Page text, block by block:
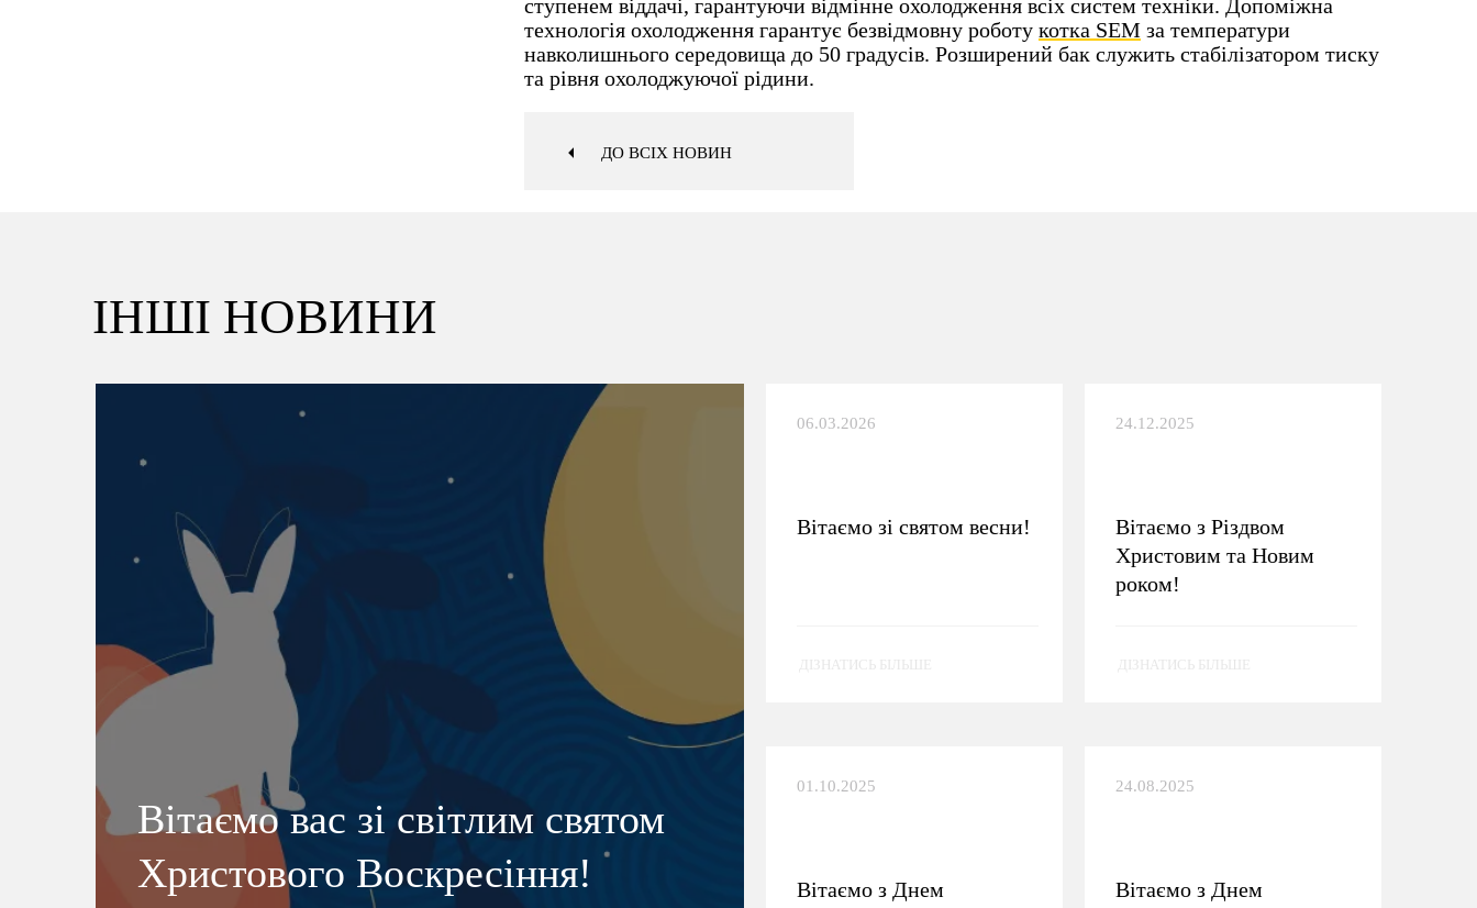
ступенем віддачі, гарантуючи відмінне охолодження всіх систем техніки. Допоміжна
технологія охолодження гарантує безвідмовну роботу котка SEM за температури
навколишнього середовища до 50 градусів. Розширений бак служить стабілізатором тиску
та рівня охолоджуючої рідини.
ДО ВСІХ НОВИН
ІНШІ НОВИНИ
Вітаємо вас зі світлим святом
Христового Воскресіння!
06.03.2026
Вітаємо зі святом весни!
ДІЗНАТИСЬ БІЛЬШЕ
24.12.2025
Вітаємо з Різдвом
Христовим та Новим
роком!
ДІЗНАТИСЬ БІЛЬШЕ
01.10.2025
Вітаємо з Днем
24.08.2025
Вітаємо з Днем